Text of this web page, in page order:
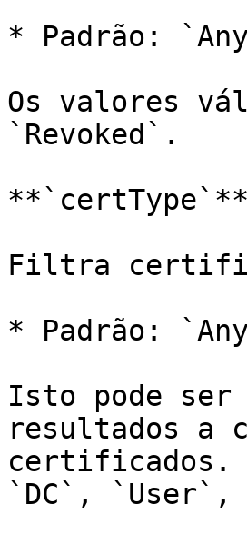
* Padrão:
Os valores
`Revoked`.
**`certType`**
Filtra
* Padrão:
Isto pode
resultados a
certificados.
`DC`,